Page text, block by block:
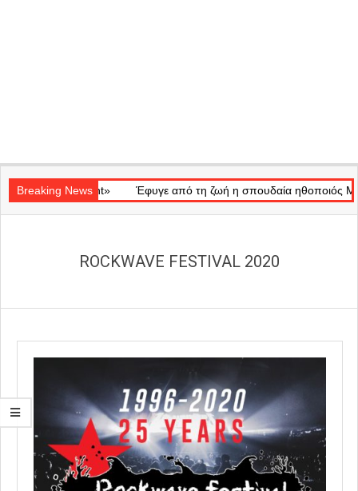
Navigation
Menu
Breaking News
of Light» Έφυγε από τη ζωή η σπουδαία ηθοποιός Μάρω
ROCKWAVE FESTIVAL 2020